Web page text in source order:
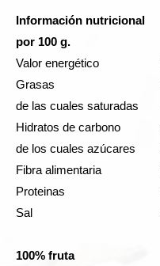
Información nutricional
por 100 g.
Valor energético
Grasas
de las cuales saturadas
Hidratos de carbono
de los cuales azúcares
Fibra alimentaria
Proteinas
Sal
100% fruta